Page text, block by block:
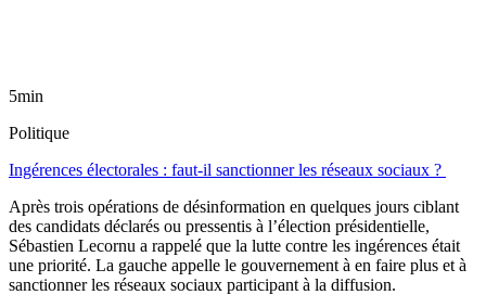
5min
Politique
Ingérences électorales : faut-il sanctionner les réseaux sociaux ?
Après trois opérations de désinformation en quelques jours ciblant
des candidats déclarés ou pressentis à l’élection présidentielle,
Sébastien Lecornu a rappelé que la lutte contre les ingérences était
une priorité. La gauche appelle le gouvernement à en faire plus et à
sanctionner les réseaux sociaux participant à la diffusion.